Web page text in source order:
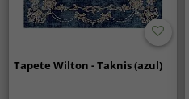
Tapete Wilton - Taknis (azul)